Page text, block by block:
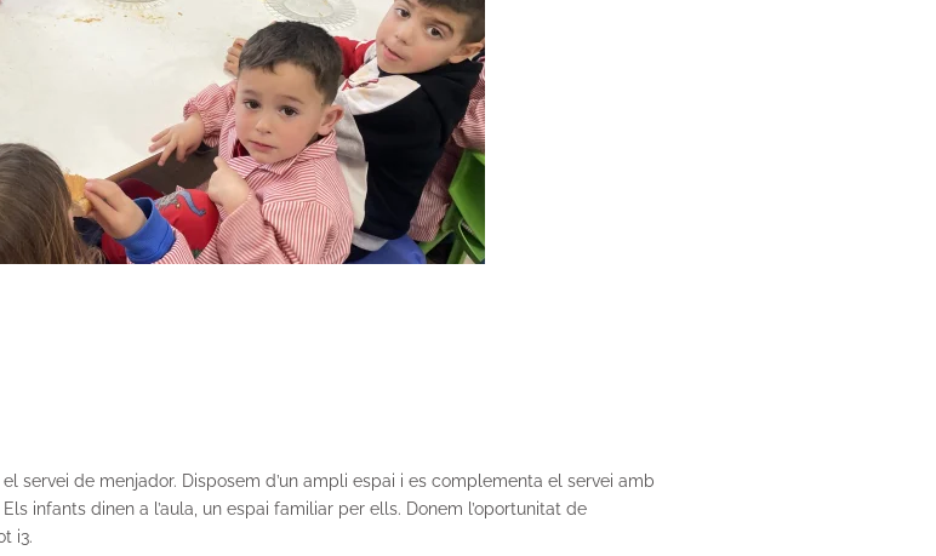
servei de menjador. Disposem d’un ampli espai i es complementa el servei amb
infants dinen a l’aula, un espai familiar per ells. Donem l’oportunitat de
i3.